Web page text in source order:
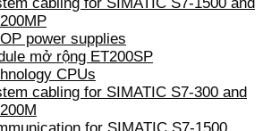
power supplies
mở rộng ET200SP
CPUs
cabling for SIMATIC S7-300 and